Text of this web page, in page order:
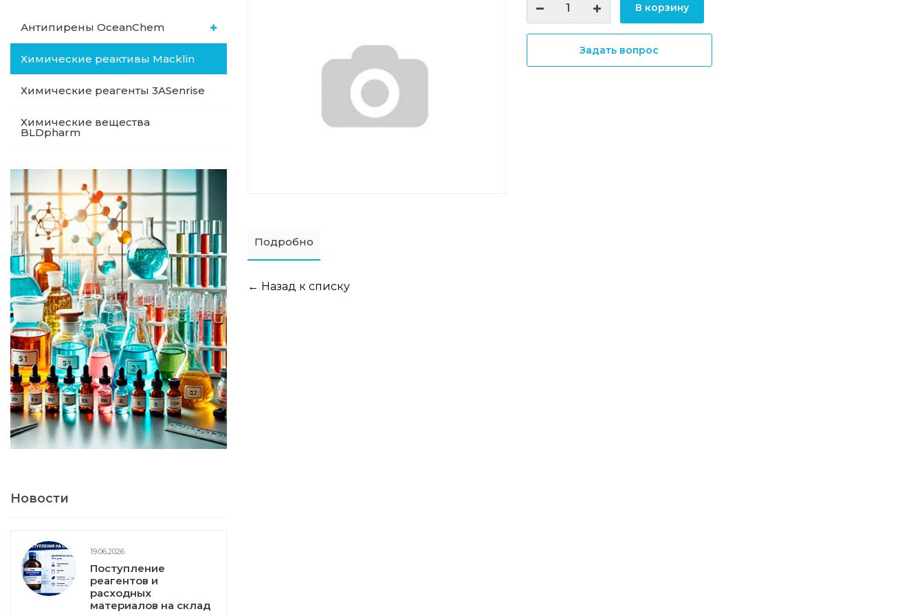
Антипирены OceanСhem
Химические реактивы Macklin
Химические реагенты 3ASenrise
Химические вещества
BLDpharm
Новости
19.06.2026
Поступление
реагентов и
расходных
материалов на склад
В корзину
Задать вопрос
Подробно
← Назад к списку